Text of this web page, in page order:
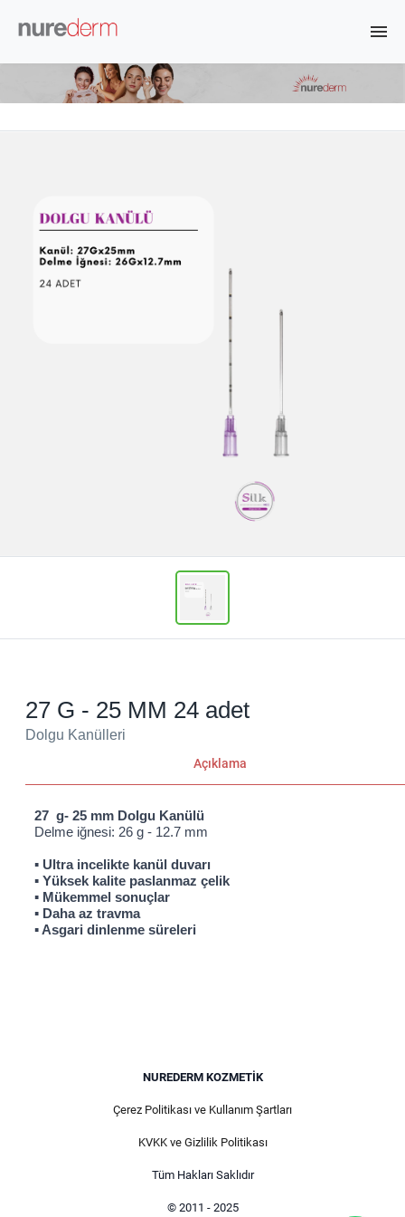
27 G - 25 MM 24 adet
Dolgu Kanülleri
Açıklama
27 g- 25 mm Dolgu Kanülü
Delme iğnesi: 26 g - 12.7 mm
▪ Ultra incelikte kanül duvarı
▪ Yüksek kalite paslanmaz çelik
▪ Mükemmel sonuçlar
▪ Daha az travma
▪ Asgari dinlenme süreleri
NUREDERM KOZMETIK
Çerez Politikası ve Kullanım Şartları
KVKK ve Gizlilik Politikası
Tüm Hakları Saklıdır
© 2011 - 2025